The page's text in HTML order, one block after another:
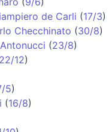
de Carli (17/3)
Checchinato (30/8)
(23/8)
22/12)
5)
(16/8)